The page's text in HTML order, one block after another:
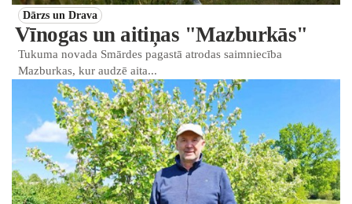
Dārzs un Drava
Vīnogas un aitiņas "Mazburkās"
Tukuma novada Smārdes pagastā atrodas saimniecība
Mazburkas, kur audzē aita...